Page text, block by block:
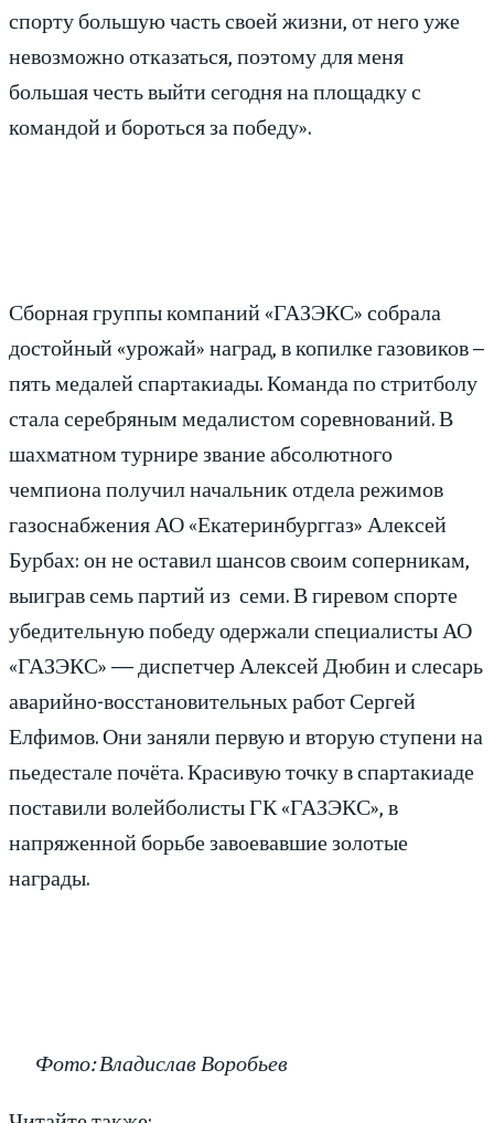
спорту большую часть своей жизни, от него уже
невозможно отказаться, поэтому для меня
большая честь выйти сегодня на площадку с
командой и бороться за победу».
Сборная группы компаний «ГАЗЭКС» собрала
достойный «урожай» наград, в копилке газовиков –
пять медалей спартакиады. Команда по стритболу
стала серебряным медалистом соревнований. В
шахматном турнире звание абсолютного
чемпиона получил начальник отдела режимов
газоснабжения АО «Екатеринбурггаз» Алексей
Бурбах: он не оставил шансов своим соперникам,
выиграв семь партий из семи. В гиревом спорте
убедительную победу одержали специалисты АО
«ГАЗЭКС» — диспетчер Алексей Дюбин и слесарь
аварийно-восстановительных работ Сергей
Елфимов. Они заняли первую и вторую ступени на
пьедестале почёта. Красивую точку в спартакиаде
поставили волейболисты ГК «ГАЗЭКС», в
напряженной борьбе завоевавшие золотые
награды.
Фото: Владислав Воробьев